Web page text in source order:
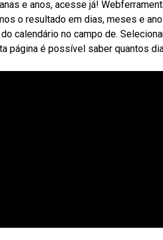
e anos, acesse já!
o resultado em dias, meses e
calendário no campo de.
página é possível saber quantos